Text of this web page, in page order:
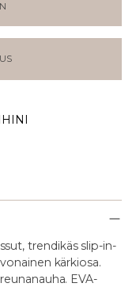
trendikäs slip-in-
kärkiosa.
EVA-